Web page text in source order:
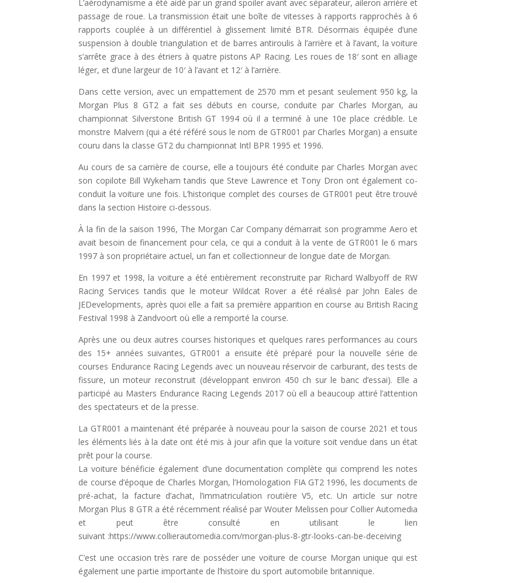
L’aérodynamisme a été aidé par un grand spoiler avant avec séparateur, aileron arrière et
passage de roue. La transmission était une boîte de vitesses à rapports rapprochés à 6
rapports couplée à un différentiel à glissement limité BTR. Désormais équipée d’une
suspension à double triangulation et de barres antiroulis à l’arrière et à l’avant, la voiture
s’arrête grace à des étriers à quatre pistons AP Racing. Les roues de 18′ sont en alliage
léger, et d’une largeur de 10′ à l’avant et 12′ à l’arrière.
Dans cette version, avec un empattement de 2570 mm et pesant seulement 950 kg, la
Morgan Plus 8 GT2 a fait ses débuts en course, conduite par Charles Morgan, au
championnat Silverstone British GT 1994 où il a terminé à une 10e place crédible. Le
monstre Malvern (qui a été référé sous le nom de GTR001 par Charles Morgan) a ensuite
couru dans la classe GT2 du championnat Intl BPR 1995 et 1996.
Au cours de sa carrière de course, elle a toujours été conduite par Charles Morgan avec
son copilote Bill Wykeham tandis que Steve Lawrence et Tony Dron ont également co-
conduit la voiture une fois. L’historique complet des courses de GTR001 peut être trouvé
dans la section Histoire ci-dessous.
À la fin de la saison 1996, The Morgan Car Company démarrait son programme Aero et
avait besoin de financement pour cela, ce qui a conduit à la vente de GTR001 le 6 mars
1997 à son propriétaire actuel, un fan et collectionneur de longue date de Morgan.
En 1997 et 1998, la voiture a été entièrement reconstruite par Richard Walbyoff de RW
Racing Services tandis que le moteur Wildcat Rover a été réalisé par John Eales de
JEDevelopments, après quoi elle a fait sa première apparition en course au British Racing
Festival 1998 à Zandvoort où elle a remporté la course.
Après une ou deux autres courses historiques et quelques rares performances au cours
des 15+ années suivantes, GTR001 a ensuite été préparé pour la nouvelle série de
courses Endurance Racing Legends avec un nouveau réservoir de carburant, des tests de
fissure, un moteur reconstruit (développant environ 450 ch sur le banc d’essai). Elle a
participé au Masters Endurance Racing Legends 2017 où ell a beaucoup attiré l’attention
des spectateurs et de la presse.
La GTR001 a maintenant été préparée à nouveau pour la saison de course 2021 et tous
les éléments liés à la date ont été mis à jour afin que la voiture soit vendue dans un état
prêt pour la course.
La voiture bénéficie également d’une documentation complète qui comprend les notes
de course d’époque de Charles Morgan, l’Homologation FIA GT2 1996, les documents de
pré-achat, la facture d’achat, l’immatriculation routière V5, etc. Un article sur notre
Morgan Plus 8 GTR a été récemment réalisé par Wouter Melissen pour Collier Automedia
et peut être consulté en utilisant le lien
suivant :https://www.collierautomedia.com/morgan-plus-8-gtr-looks-can-be-deceiving
C’est une occasion très rare de posséder une voiture de course Morgan unique qui est
également une partie importante de l’histoire du sport automobile britannique.